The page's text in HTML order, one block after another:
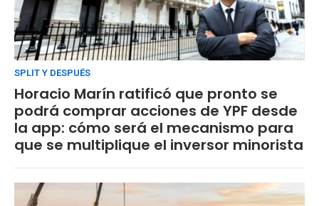
SPLIT Y DESPUÉS
Horacio Marín ratificó que pronto se
podrá comprar acciones de YPF desde
la app: cómo será el mecanismo para
que se multiplique el inversor minorista